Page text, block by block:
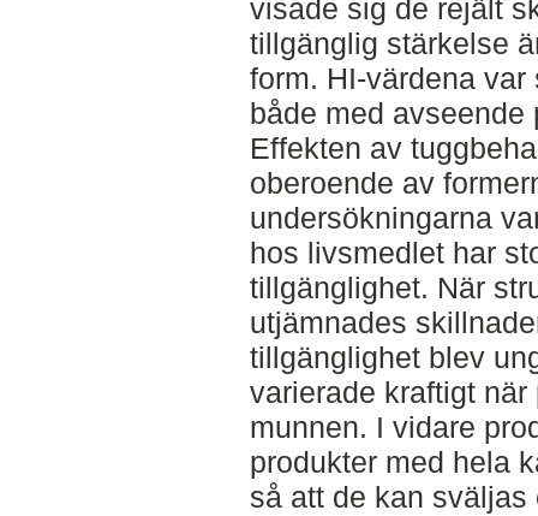
visade sig de rejält
tillgänglig stärkelse
form. HI-värdena
både med avseende
Effekten av
oberoende av
undersökningarna
hos livsmedlet har
tillgänglighet. När
utjämnades
tillgänglighet blev
varierade kraftigt
munnen. I vidare
produkter med hela
så att de kan